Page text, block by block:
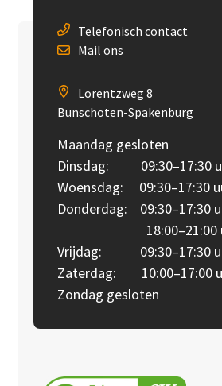
Telefonisch contact
Mail ons
Lorentzweg 8
Bunschoten-Spakenburg
Maandag gesloten
Dinsdag: 09:30–17:30
Woensdag: 09:30–17:30
Donderdag: 09:30–17:30
18:00–21:00
Vrijdag: 09:30–17:30
Zaterdag: 10:00–17:00
Zondag gesloten